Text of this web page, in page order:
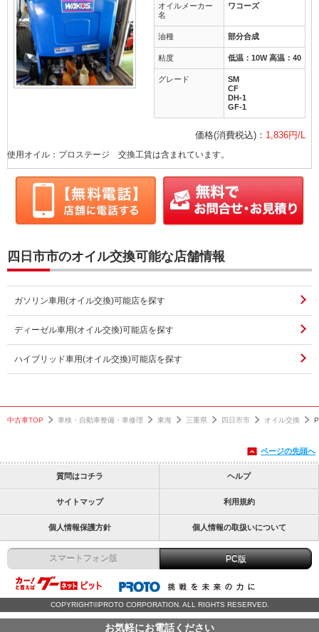
オイルメーカー
名
ワコーズ
油種 部分合成
粘度 低温：10W 高温：40
グレード
SM
CF
DH-1
GF-1
価格(消費税込)： 1,836円/L
使用オイル：プロステージ 交換工賃は含まれています。
四日市市のオイル交換可能な店舗情報
ガソリン車用(オイル交換)可能店を探す
ディーゼル車用(オイル交換)可能店を探す
ハイブリッド車用(オイル交換)可能店を探す
中古車TOP 車検・自動車整備・車修理 東海 三重県 四日市市 オイル交換
お気軽にお電話ください
ページの先頭へ
質問はコチラ ヘルプ
サイトマップ 利用規約
個人情報保護方針 個人情報の取扱いについて
スマートフォン版 PC版
COPYRIGHT©PROTO CORPORATION. ALL RIGHTS RESERVED.